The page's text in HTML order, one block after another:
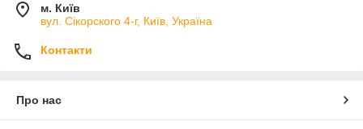
м. Київ
вул. Сікорского 4-г, Київ, Україна
Контакти
Про нас